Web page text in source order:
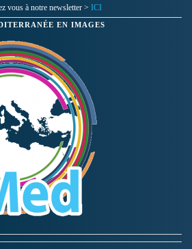
vous à notre newsletter > ICI
EN IMAGES